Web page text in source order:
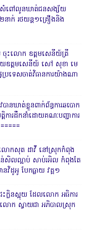
សំពៅលូនឃាត់ជនសង្ស័យ
នាក់ រថយន្ត១គ្រឿងនិង
ចុះលោក ឧត្តមសេនីយ៍ត្រី
យឧត្តមសេនីយ៍ សៅ សុខា មេ
ៃប្រទេសចាត់វិធានការយ៉ាងណា
នឃាត់ខ្លួនពាក់ព័ន្ធការឆបោក
ត្តិការដឹកនាំដោយគណៈបញ្ជាការ
លោកសុត ដាវី នៅស្រុកកំពុង
ាន់សិលល្អាប់ សាប់រអិល កំពុងតែ
នវិដូអូ បែកធ្លាយ វគ្គ១
ះក្លិនស្អុយ ដែលលោក អធិការ
លោក ស្វាយជា អភិបាលស្រុក